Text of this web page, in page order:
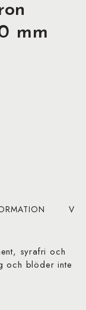
mm
syrafri och
och blöder inte